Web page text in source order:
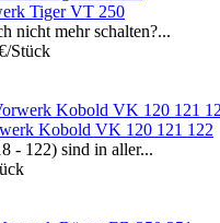
Tiger VT 250
nicht mehr schalten?...
Stück
Kobold VK 120 121 122
- 122) sind in aller...